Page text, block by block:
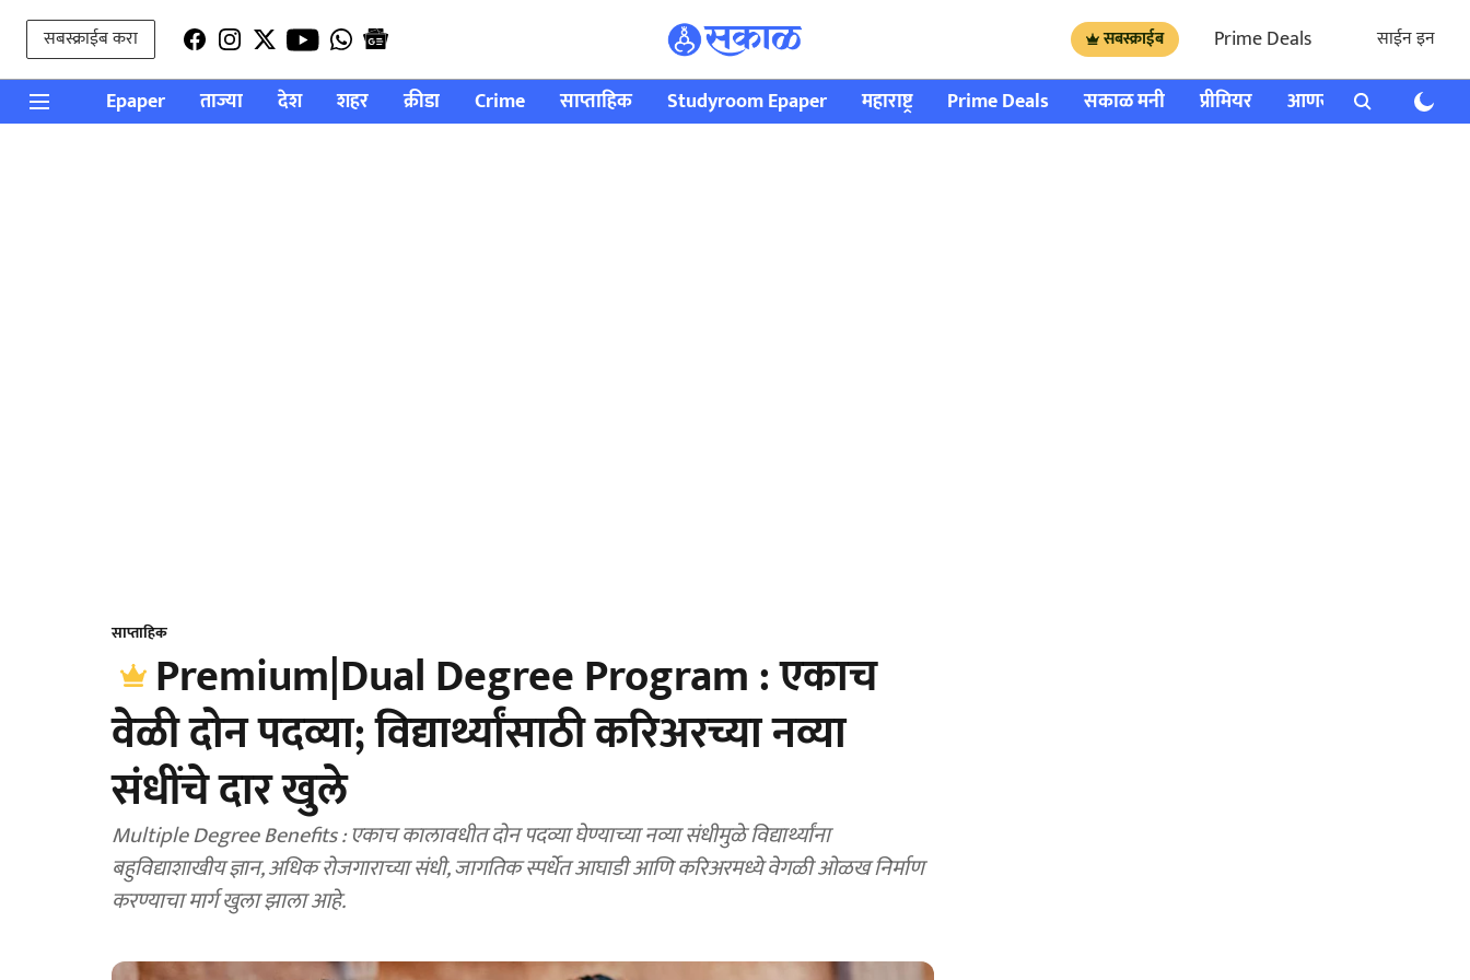
सबस्क्राईब करा सबस्क्राईब Prime Deals साईन इन
Epaper ताज्या देश शहर क्रीडा Crime साप्ताहिक Studyroom Epaper महाराष्ट्र Prime Deals सकाळ मनी प्रीमियर आणखी राशी भविष्य
साप्ताहिक
Premium|Dual Degree Program : एकाच
वेळी दोन पदव्या; विद्यार्थ्यांसाठी करिअरच्या नव्या
संधींचे दार खुले
Multiple Degree Benefits : एकाच कालावधीत दोन पदव्या घेण्याच्या नव्या संधीमुळे विद्यार्थ्यांना
बहुविद्याशाखीय ज्ञान, अधिक रोजगाराच्या संधी, जागतिक स्पर्धेत आघाडी आणि करिअरमध्ये वेगळी ओळख निर्माण
करण्याचा मार्ग खुला झाला आहे.